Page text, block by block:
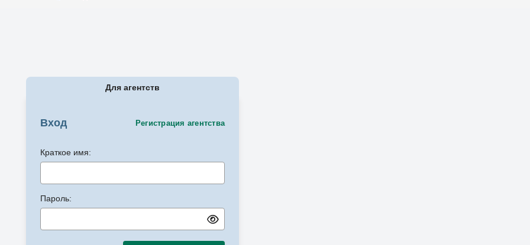
Для агентств
Вход Регистрация агентства
Краткое имя:
Пароль: